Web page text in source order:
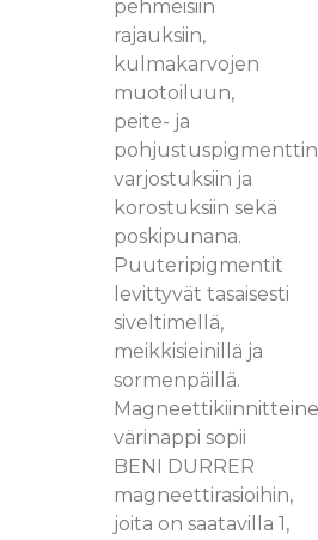
pehmeisiin
rajauksiin,
kulmakarvojen
muotoiluun,
peite- ja
varjostuksiin ja
korostuksiin sekä
poskipunana.
Puuteripigmentit
levittyvät tasaisesti
siveltimellä,
meikkisieinillä ja
sormenpäillä.
värinappi sopii
BENI DURRER
magneettirasioihin,
joita on saatavilla 1,